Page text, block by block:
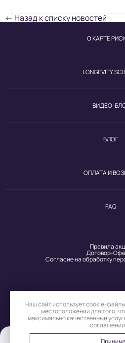
← Назад к списку новостей
Наш сайт используетcookie-файлы
местоположении для того,
максимально качественные
соглашении
О КАРТЕ
LONGEVITY
ВИДЕО-
БЛОГ
ОПЛАТА И
FAQ
Согласие на обработку
Договор-
Правила